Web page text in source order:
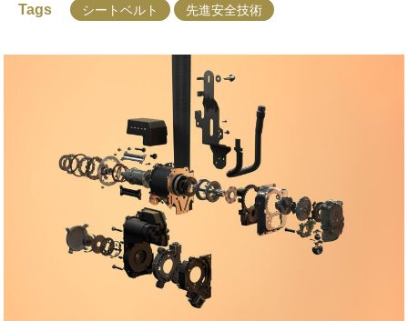
Tags シートベルト 先進安全技術